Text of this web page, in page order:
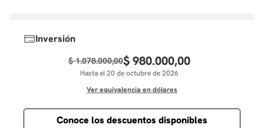
Inversión
$ 1.078.000,00$980.000,00
Hasta el 20 de octubre de 2026
Ver equivalencia en dólares
Conoce los descuentos disponibles